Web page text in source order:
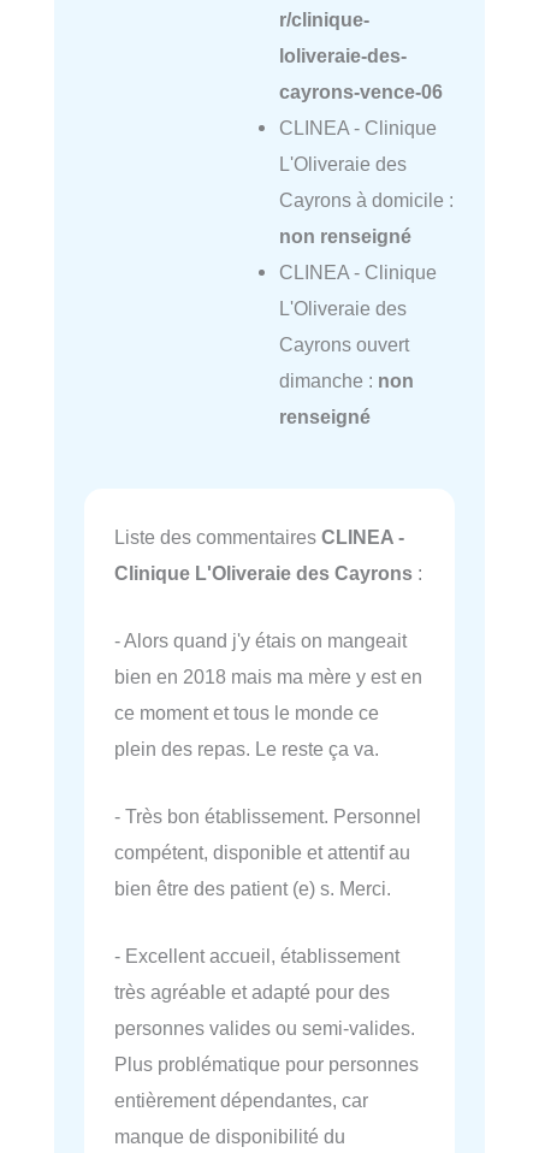
r/clinique-
loliveraie-des-
cayrons-vence-06
CLINEA - Clinique
L'Oliveraie des
Cayrons à domicile :
non renseigné
CLINEA - Clinique
L'Oliveraie des
Cayrons ouvert
dimanche : non
renseigné
Liste des commentaires CLINEA -
Clinique L'Oliveraie des Cayrons :
- Alors quand j'y étais on mangeait
bien en 2018 mais ma mère y est en
ce moment et tous le monde ce
plein des repas. Le reste ça va.
- Très bon établissement. Personnel
compétent, disponible et attentif au
bien être des patient (e) s. Merci.
- Excellent accueil, établissement
très agréable et adapté pour des
personnes valides ou semi-valides.
Plus problématique pour personnes
entièrement dépendantes, car
manque de disponibilité du